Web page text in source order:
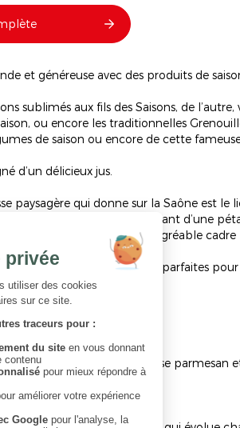
et généreuse avec des produits de
sublimés aux fils des Saisons, de
ou encore les traditionnelles
de saison ou encore de cette
d’un délicieux jus.
paysagère qui donne sur la Saône est le
séminaire, un repas suivant d’une
BACHELARD offre un agréable
également de deux salles parfaites
de Bresse
gâtés » à la crème de Bresse parmesan